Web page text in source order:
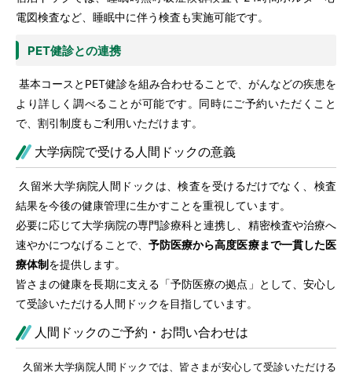
電図検査など、睡眠中に伴う検査も実施可能です。
PET健診との連携
基本コースとPET健診を組み合わせることで、がんなどの疾患を
より詳しく調べることが可能です。同時にご予約いただくこと
で、割引制度もご利用いただけます。
大学病院で受ける人間ドックの意義
久留米大学病院人間ドックは、検査を受けるだけでなく、検査
結果を今後の健康管理に生かすことを重視しています。
必要に応じて大学病院の専門診療科と連携し、精密検査や治療へ
速やかにつなげることで、 予防医療から高度医療まで一貫した医
療体制を提供します。
皆さまの健康を長期に支える「予防医療の拠点」として、安心し
て受診いただける人間ドックを目指しています。
人間ドックのご予約・お問い合わせは
久留米大学病院人間ドックでは、皆さまが安心して受診いただける